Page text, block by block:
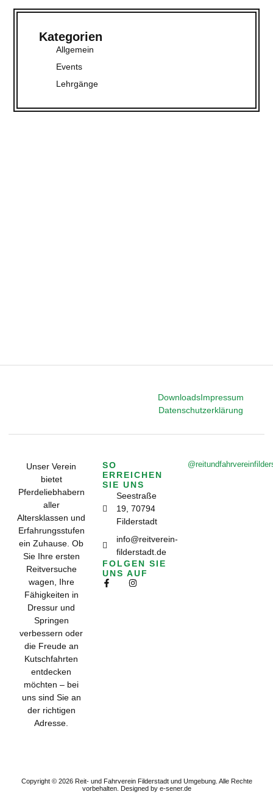
Kategorien
Allgemein
Events
Lehrgänge
DownloadsImpressum
Datenschutzerklärung
Unser Verein
bietet
Pferdeliebhabern
aller
Altersklassen und
Erfahrungsstufen
ein Zuhause. Ob
Sie Ihre ersten
Reitversuche
wagen, Ihre
Fähigkeiten in
Dressur und
Springen
verbessern oder
die Freude an
Kutschfahrten
entdecken
möchten – bei
uns sind Sie an
der richtigen
Adresse.
SO
ERREICHEN
SIE UNS
Seestraße
19, 70794
Filderstadt
info@reitverein-
filderstadt.de
FOLGEN SIE
UNS AUF
Copyright © 2026 Reit- und Fahrverein Filderstadt und Umgebung. Alle Rechte
vorbehalten.
Designed by e-sener.de